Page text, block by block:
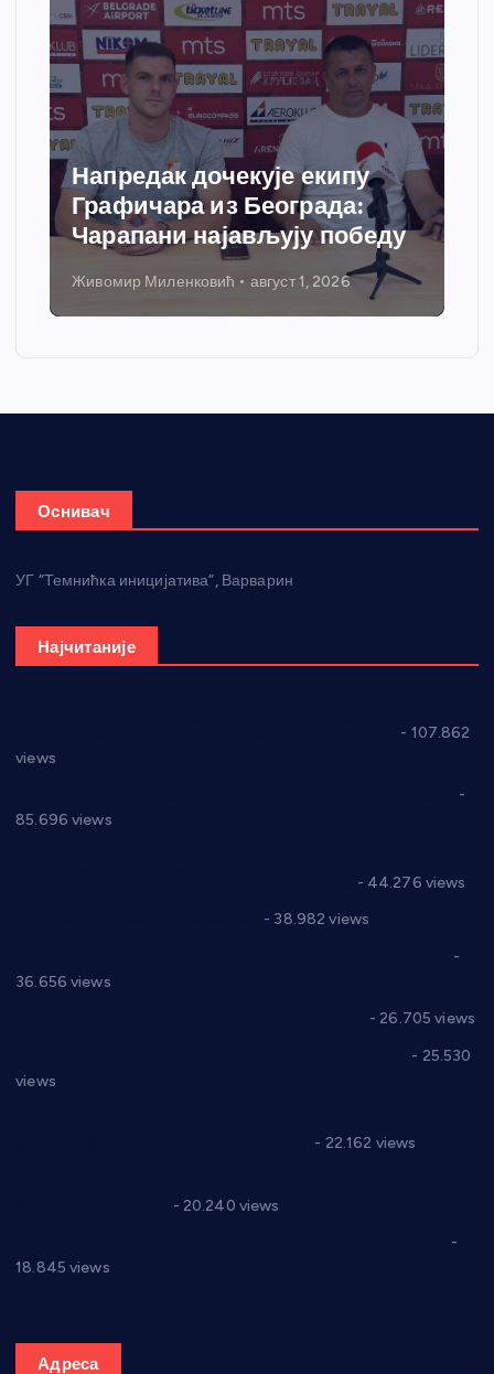
Спортски центар “Ћићевац”
добија савремени систем
грејања
Никола Петровић јул 31, 2026
Оснивач
УГ “Темнићка иницијатива”, Варварин
Најчитаније
- 107.862
views
-
85.696 views
- 44.276 views
- 38.982 views
-
36.656 views
- 26.705 views
- 25.530
views
- 22.162 views
- 20.240 views
-
18.845 views
Адреса